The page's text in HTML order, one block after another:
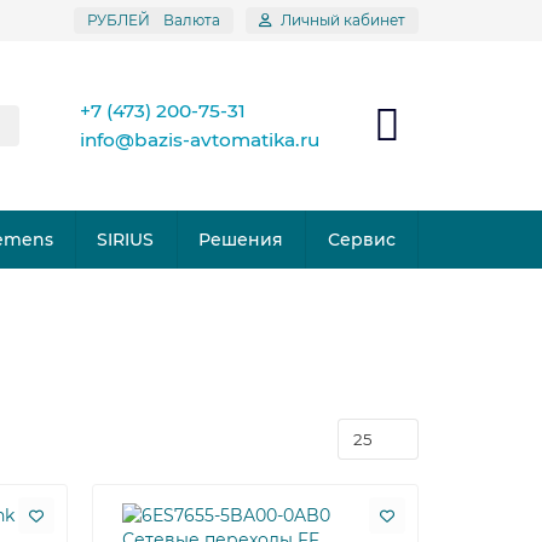
РУБЛЕЙ Валюта Личный кабинет
+7 (473) 200-75-31
info@bazis-avtomatika.ru
SIRIUS Решения Сервис